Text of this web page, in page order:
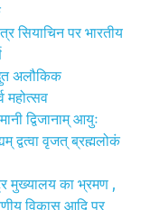
सियाचिन पर भारतीय
अलौकिक
महोत्सव
द्विजानाम् आयुः
द्वत्वा वृजत् ब्रह्मलोकं
मुख्यालय का भ्रमण ,
विकास आदि पर